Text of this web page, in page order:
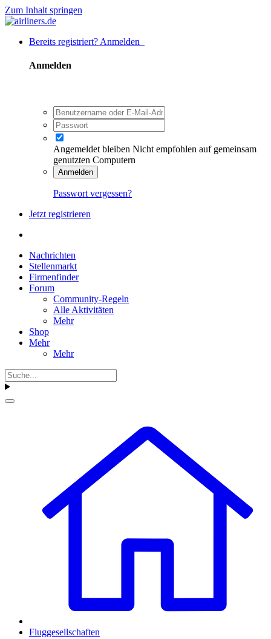
Zum Inhalt springen
Bereits registriert? Anmelden
Anmelden
Angemeldet bleiben Nicht empfohlen auf gemeinsam
genutzten Computern
Anmelden
Passwort vergessen?
Jetzt registrieren
Nachrichten
Stellenmarkt
Firmenfinder
Forum
Community-Regeln
Alle Aktivitäten
Mehr
Shop
Mehr
Mehr
Fluggesellschaften